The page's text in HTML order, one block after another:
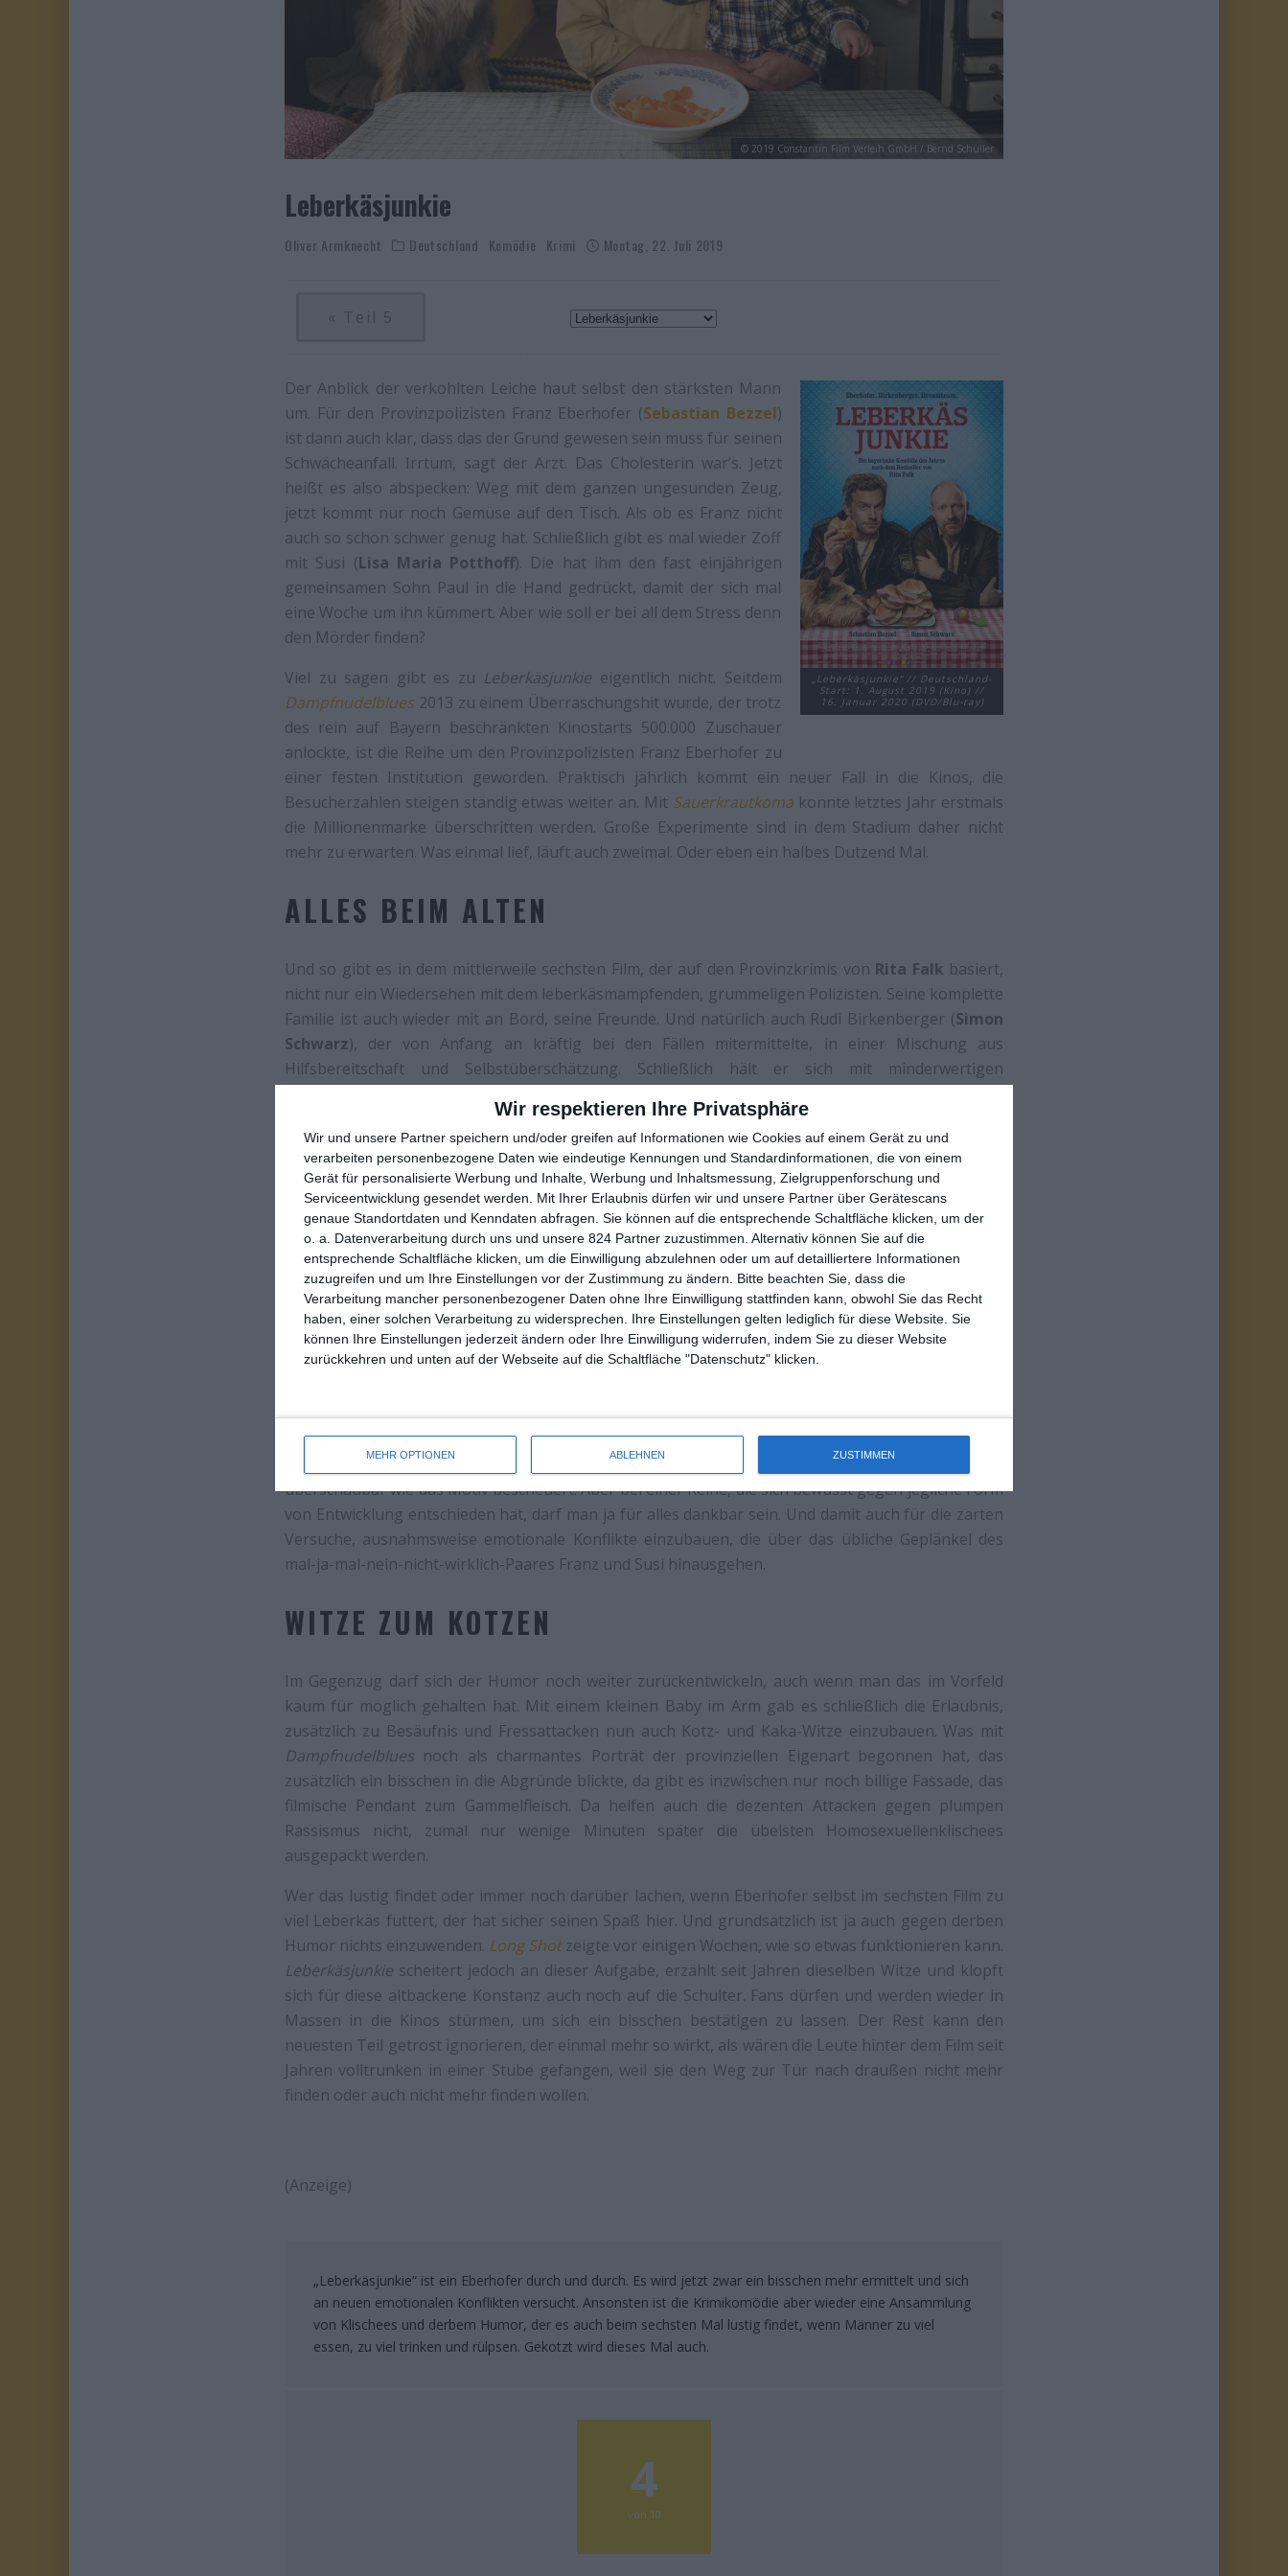
Wir respektieren Ihre Privatsphäre
Wir und unsere Partner speichern und/oder greifen auf Informationen wie Cookies auf einem Gerät zu und
verarbeiten personenbezogene Daten wie eindeutige Kennungen und Standardinformationen, die von einem
Gerät für personalisierte Werbung und Inhalte, Werbung und Inhaltsmessung, Zielgruppenforschung und
Serviceentwicklung gesendet werden.
Mit Ihrer Erlaubnis dürfen wir und unsere Partner über Gerätescans
genaue Standortdaten und Kenndaten abfragen. Sie können auf die entsprechende Schaltfläche klicken, um der
o. a. Datenverarbeitung durch uns und unsere 824 Partner zuzustimmen. Alternativ können Sie auf die
entsprechende Schaltfläche klicken, um die Einwilligung abzulehnen oder um auf detailliertere Informationen
zuzugreifen und um Ihre Einstellungen vor der Zustimmung zu ändern.
Bitte beachten Sie, dass die
Verarbeitung mancher personenbezogener Daten ohne Ihre Einwilligung stattfinden kann, obwohl Sie das Recht
haben, einer solchen Verarbeitung zu widersprechen. Ihre Einstellungen gelten lediglich für diese Website. Sie
können Ihre Einstellungen jederzeit ändern oder Ihre Einwilligung widerrufen, indem Sie zu dieser Website
zurückkehren und unten auf der Webseite auf die Schaltfläche "Datenschutz" klicken.
MEHR OPTIONEN ABLEHNEN ZUSTIMMEN
© 2019 Constantin Film Verleih GmbH / Bernd Schuller
Leberkäsjunkie
Oliver Armknecht Deutschland Komödie Krimi Montag, 22. Juli 2019
« Teil 5
„Leberkäsjunkie“ // Deutschland-
Start: 1. August 2019 (Kino) //
16. Januar 2020 (DVD/Blu-ray)
Der Anblick der verkohlten Leiche haut selbst den stärksten Mann
um. Für den Provinzpolizisten Franz Eberhofer (Sebastian Bezzel)
ist dann auch klar, dass das der Grund gewesen sein muss für seinen
Schwächeanfall. Irrtum, sagt der Arzt. Das Cholesterin war’s. Jetzt
heißt es also abspecken: Weg mit dem ganzen ungesunden Zeug,
jetzt kommt nur noch Gemüse auf den Tisch. Als ob es Franz nicht
auch so schon schwer genug hat. Schließlich gibt es mal wieder Zoff
mit Susi (Lisa Maria Potthoff). Die hat ihm den fast einjährigen
gemeinsamen Sohn Paul in die Hand gedrückt, damit der sich mal
eine Woche um ihn kümmert. Aber wie soll er bei all dem Stress denn
den Mörder finden?
Viel zu sagen gibt es zu Leberkäsjunkie eigentlich nicht. Seitdem
Dampfnudelblues 2013 zu einem Überraschungshit wurde, der trotz
des rein auf Bayern beschränkten Kinostarts 500.000 Zuschauer
anlockte, ist die Reihe um den Provinzpolizisten Franz Eberhofer zu
einer festen Institution geworden. Praktisch jährlich kommt ein neuer Fall in die Kinos, die
Besucherzahlen steigen ständig etwas weiter an. Mit Sauerkrautkomakonnte letztes Jahr erstmals
die Millionenmarke überschritten werden. Große Experimente sind in dem Stadium daher nicht
mehr zu erwarten. Was einmal lief, läuft auch zweimal. Oder eben ein halbes Dutzend Mal.
ALLES BEIM ALTEN
Und so gibt es in dem mittlerweile sechsten Film, der auf den Provinzkrimis von Rita Falk basiert,
nicht nur ein Wiedersehen mit dem leberkäsmampfenden, grummeligen Polizisten. Seine komplette
Familie ist auch wieder mit an Bord, seine Freunde. Und natürlich auch Rudi Birkenberger (Simon
Schwarz), der von Anfang an kräftig bei den Fällen mitermittelte, in einer Mischung aus
Hilfsbereitschaft und Selbstüberschätzung. Schließlich hält er sich mit minderwertigen
Gelegenheit, um der Welt zu beweisen: Der Rudi, der kann was!
sich eben nur auf den Provinzklamauk rund um die kuriosen Gestalten eines bayerischen Dorfes zu
beschränken, läuft Eberhofer dieses Mal tatsächlich wieder durch die Gegend, befragt Leute,
sammelt Spuren. Das hat nicht wirklich Tiefgang, die Zahl der Verdächtigen ist ebenso
überschaubar wie das Motiv bescheuert. Aber bei einer Reihe, die sich bewusst gegen jegliche Form
von Entwicklung entschieden hat, darf man ja für alles dankbar sein. Und damit auch für die zarten
Versuche, ausnahmsweise emotionale Konflikte einzubauen, die über das übliche Geplänkel des
mal-ja-mal-nein-nicht-wirklich-Paares Franz und Susi hinausgehen.
WITZE ZUM KOTZEN
Im Gegenzug darf sich der Humor noch weiter zurückentwickeln, auch wenn man das im Vorfeld
kaum für möglich gehalten hat. Mit einem kleinen Baby im Arm gab es schließlich die Erlaubnis,
zusätzlich zu Besäufnis und Fressattacken nun auch Kotz- und Kaka-Witze einzubauen. Was mit
Dampfnudelblues noch als charmantes Porträt der provinziellen Eigenart begonnen hat, das
zusätzlich ein bisschen in die Abgründe blickte, da gibt es inzwischen nur noch billige Fassade, das
filmische Pendant zum Gammelfleisch. Da helfen auch die dezenten Attacken gegen plumpen
Rassismus nicht, zumal nur wenige Minuten später die übelsten Homosexuellenklischees
ausgepackt werden.
Wer das lustig findet oder immer noch darüber lachen, wenn Eberhofer selbst im sechsten Film zu
viel Leberkäs futtert, der hat sicher seinen Spaß hier. Und grundsätzlich ist ja auch gegen derben
Humor nichts einzuwenden. Long Shotzeigte vor einigen Wochen, wie so etwas funktionieren kann.
Leberkäsjunkie scheitert jedoch an dieser Aufgabe, erzählt seit Jahren dieselben Witze und klopft
sich für diese altbackene Konstanz auch noch auf die Schulter. Fans dürfen und werden wieder in
Massen in die Kinos stürmen, um sich ein bisschen bestätigen zu lassen. Der Rest kann den
neuesten Teil getrost ignorieren, der einmal mehr so wirkt, als wären die Leute hinter dem Film seit
Jahren volltrunken in einer Stube gefangen, weil sie den Weg zur Tür nach draußen nicht mehr
finden oder auch nicht mehr finden wollen.
(Anzeige)
„Leberkäsjunkie“ ist ein Eberhofer durch und durch. Es wird jetzt zwar ein bisschen mehr ermittelt und sich
an neuen emotionalen Konflikten versucht. Ansonsten ist die Krimikomödie aber wieder eine Ansammlung
von Klischees und derbem Humor, der es auch beim sechsten Mal lustig findet, wenn Männer zu viel
essen, zu viel trinken und rülpsen. Gekotzt wird dieses Mal auch.
4
von 10